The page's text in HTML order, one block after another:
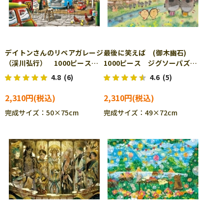
デイトンさんのリペアガレージ
（渓川弘行） 1000ピース
ジグソーパズル APP-1000-
769
4.8 (6)
2,310円
完成サイズ：50×75cm
最後に笑えば (御木幽石)
1000ピース ジグソーパズ
ル BEV-61-456
4.6 (5)
2,310円
完成サイズ：49×72cm